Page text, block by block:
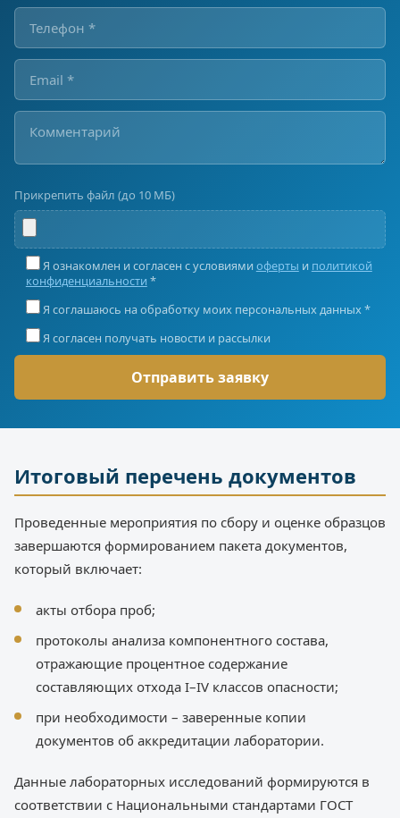
Прикрепить файл (до 10 МБ)
Я ознакомлен и согласен с условиями оферты и политикой
конфиденциальности *
Я соглашаюсь на обработку моих персональных данных *
Я согласен получать новости и рассылки
Итоговый перечень документов
Проведенные мероприятия по сбору и оценке образцов
завершаются формированием пакета документов,
который включает:
акты отбора проб;
протоколы анализа компонентного состава,
отражающие процентное содержание
составляющих отхода I–IV классов опасности;
при необходимости – заверенные копии
документов об аккредитации лаборатории.
Данные лабораторных исследований формируются в
соответствии с Национальными стандартами ГОСТ